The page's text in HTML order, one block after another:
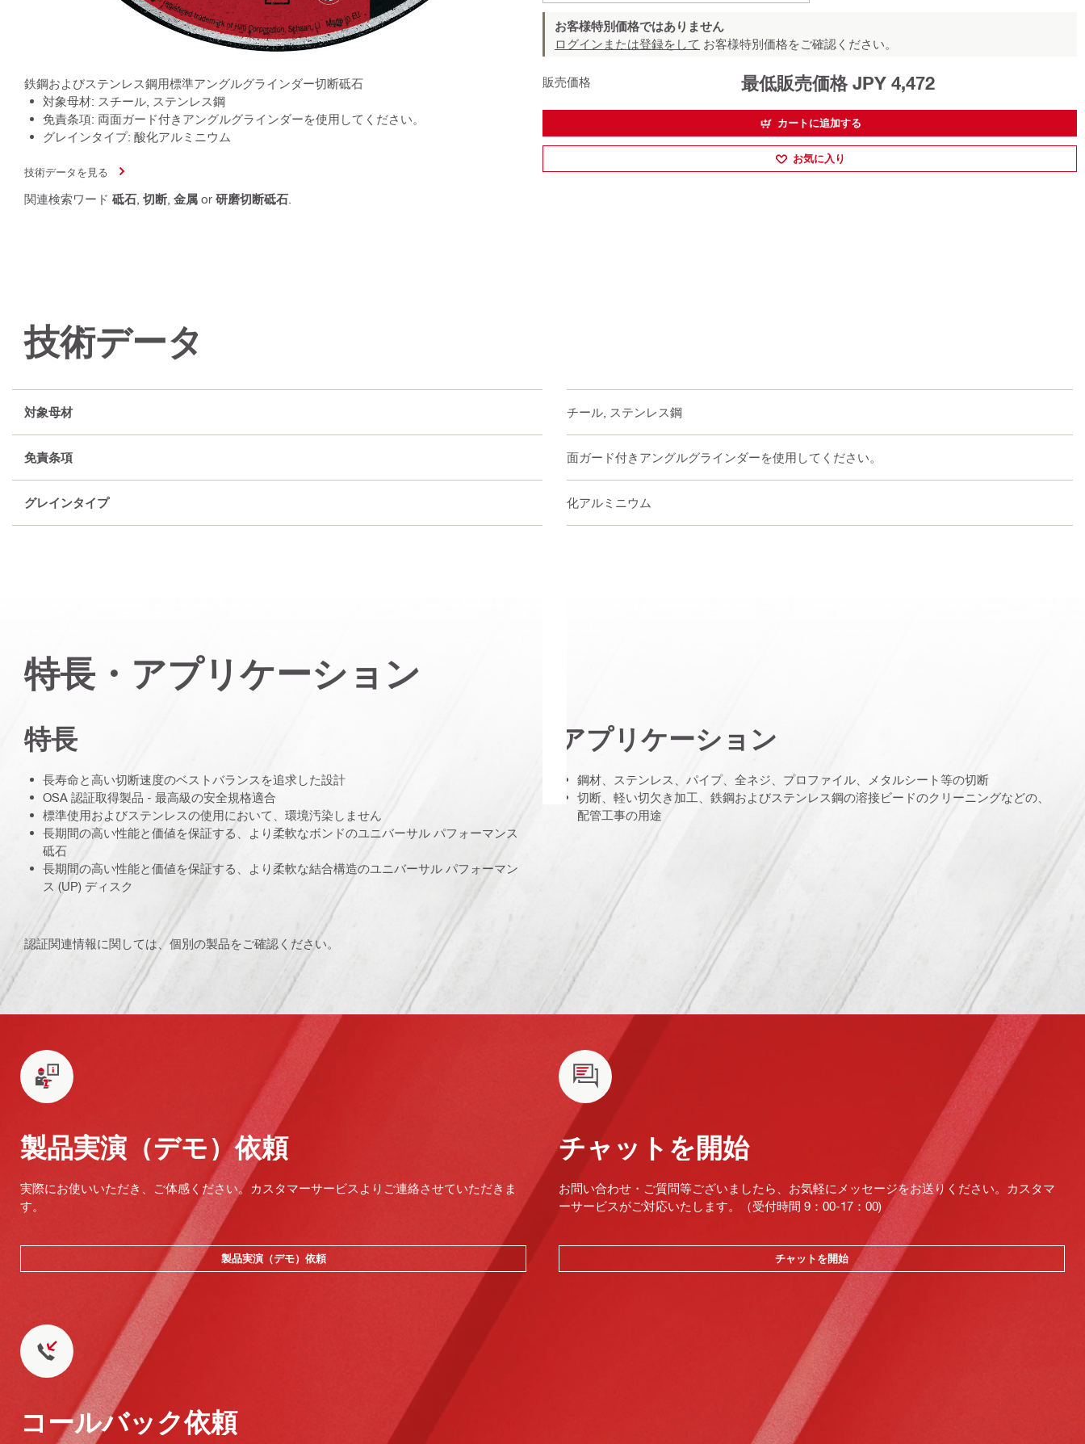
鉄鋼およびステンレス鋼用標準アングルグラインダー切断砥石
対象母材: スチール, ステンレス鋼
免責条項: 両面ガード付きアングルグラインダーを使用してください。
グレインタイプ: 酸化アルミニウム
技術データを見る
関連検索ワード 砥石 切断 金属 or 研磨切断砥石
お客様特別価格ではありません
ログインまたは登録をして お客様特別価格をご確認ください。
販売価格 最低販売価格 JPY 4,472
カートに追加する
お気に入り
技術データ
対象母材 スチール, ステンレス鋼
免責条項 両面ガード付きアングルグラインダーを使用してください。
グレインタイプ 酸化アルミニウム
特長・アプリケーション
特長
長寿命と高い切断速度のベストバランスを追求した設計
OSA 認証取得製品 - 最高級の安全規格適合
標準使用およびステンレスの使用において、環境汚染しません
長期間の高い性能と価値を保証する、より柔軟なボンドのユニバーサル パフォーマンス
砥石
長期間の高い性能と価値を保証する、より柔軟な結合構造のユニバーサル パフォーマン
ス (UP) ディスク
アプリケーション
鋼材、ステンレス、パイプ、全ネジ、プロファイル、メタルシート等の切断
切断、軽い切欠き加工、鉄鋼およびステンレス鋼の溶接ビードのクリーニングなどの、
配管工事の用途
認証関連情報に関しては、個別の製品をご確認ください。
製品実演（デモ）依頼
実際にお使いいただき、ご体感ください。カスタマーサービスよりご連絡させていただきま
す。
製品実演（デモ）依頼
チャットを開始
お問い合わせ・ご質問等ございましたら、お気軽にメッセージをお送りください。カスタマ
ーサービスがご対応いたします。（受付時間 9：00-17：00)
チャットを開始
コールバック依頼